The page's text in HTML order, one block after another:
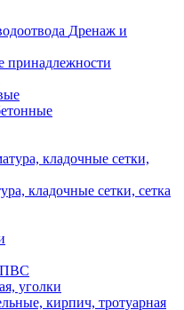
Дренаж и
принадлежности
кладочные сетки, сетка
уголки